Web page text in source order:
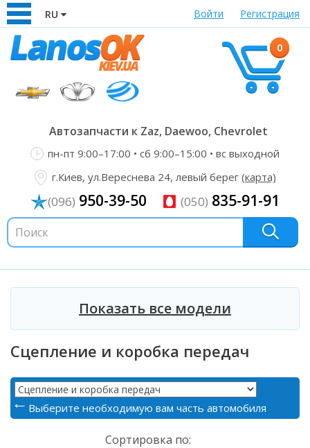
RU Войти Регистрация
0
Автозапчасти к Zaz, Daewoo, Chevrolet
пн-пт 9:00–17:00 • сб 9:00–15:00 • вс выходной
г.Киев, ул.Вереснева 24, левый берег (карта)
(096) 950-39-50 (050) 835-91-91
Показать все модели
Сцепление и коробка передач
Выберите необходимую вам часть автомобиля
Сортировка по: